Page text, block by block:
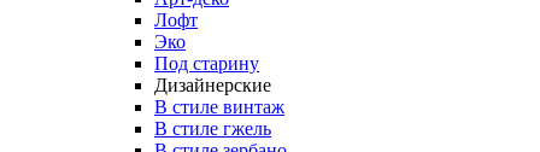
Лофт
Эко
Под старину
Дизайнерские
В стиле винтаж
В стиле гжель